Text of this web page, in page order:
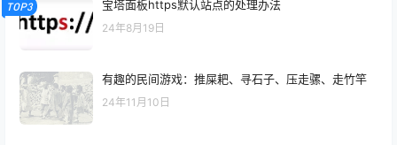
TOP3 宝塔面板https默认站点的处理办法
24年8月19日
有趣的民间游戏：推屎耙、寻石子、压走骡、走竹竿
24年11月10日